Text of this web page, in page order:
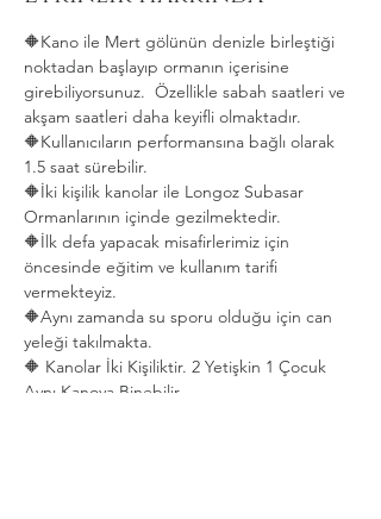
🔶Kano ile Mert gölünün denizle birleştiği
noktadan başlayıp ormanın içerisine
girebiliyorsunuz.  Özellikle sabah saatleri ve
akşam saatleri daha keyifli olmaktadır.
🔶Kullanıcıların performansına bağlı olarak
1.5 saat sürebilir.
🔶İki kişilik kanolar ile Longoz Subasar
Ormanlarının içinde gezilmektedir.
🔶İlk defa yapacak misafirlerimiz için
öncesinde eğitim ve kullanım tarifi
vermekteyiz.
🔶Aynı zamanda su sporu olduğu için can
yeleği takılmakta.
🔶 Kanolar İki Kişiliktir. 2 Yetişkin 1 Çocuk
Aynı Kanoya Binebilir.